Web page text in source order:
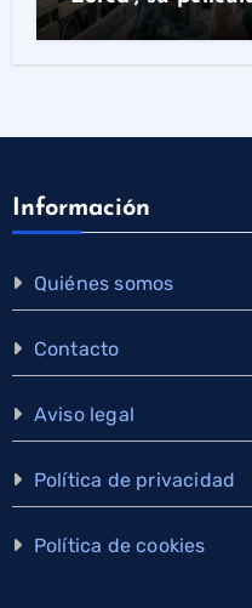
días del poeta
Información
Quiénes somos
Contacto
Aviso legal
Política de privacidad
Política de cookies